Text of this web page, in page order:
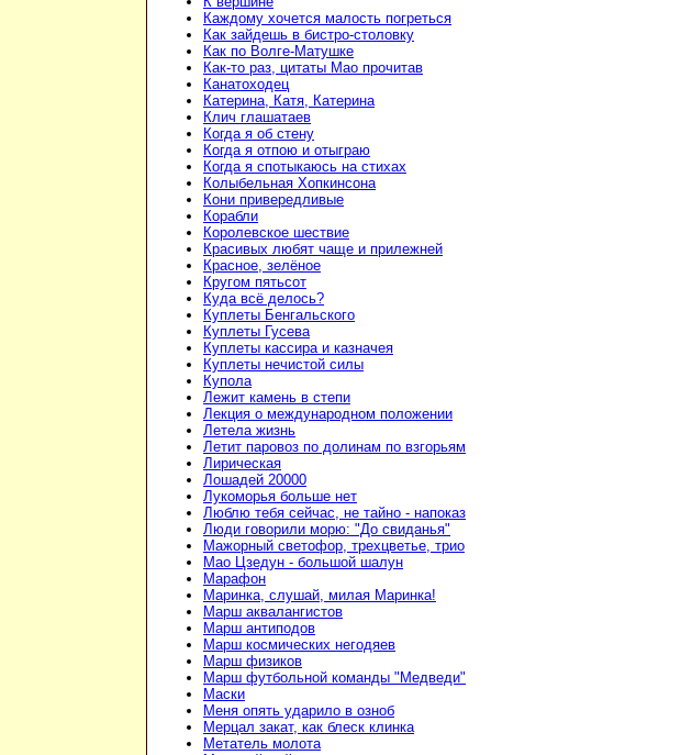
Каждому хочется малость погреться
Как зайдешь в бистро-столовку
Как по Волге-Матушке
Как-то раз, цитаты Мао прочитав
Канатоходец
Катерина, Катя, Катерина
Клич глашатаев
Когда я об стену
Когда я отпою и отыграю
Когда я спотыкаюсь на стихах
Колыбельная Хопкинсона
Кони привередливые
Корабли
Королевское шествие
Красивых любят чаще и прилежней
Красное, зелёное
Кругом пятьсот
Куда всё делось?
Куплеты Бенгальского
Куплеты Гусева
Куплеты кассира и казначея
Куплеты нечистой силы
Купола
Лежит камень в степи
Лекция о международном положении
Летела жизнь
Летит паровоз по долинам по взгорьям
Лирическая
Лошадей 20000
Лукоморья больше нет
Люблю тебя сейчас, не тайно - напоказ
Люди говорили морю: "До свиданья"
Мажорный светофор, трехцветье, трио
Мао Цзедун - большой шалун
Марафон
Маринка, слушай, милая Маринка!
Марш аквалангистов
Марш антиподов
Марш космических негодяев
Марш физиков
Марш футбольной команды "Медведи"
Маски
Меня опять ударило в озноб
Мерцал закат, как блеск клинка
Метатель молота